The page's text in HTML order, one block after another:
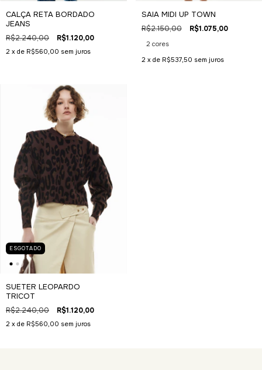
CALÇA RETA BORDADO
JEANS
R$2.240,00 R$1.120,00
2 x de R$560,00 sem juros
SAIA MIDI UP TOWN
R$2.150,00 R$1.075,00
2 cores
2 x de R$537,50 sem juros
ESGOTADO
SUETER LEOPARDO
TRICOT
R$2.240,00 R$1.120,00
2 x de R$560,00 sem juros